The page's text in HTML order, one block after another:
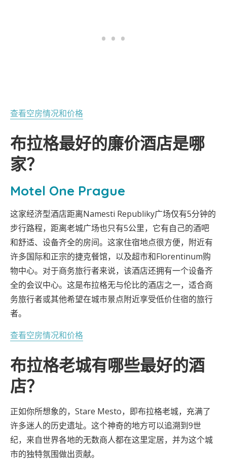
查看空房情况和价格
布拉格最好的廉价酒店是哪
家？
Motel One Prague
这家经济型酒店距离Namesti Republiky广场仅有5分钟的
步行路程，距离老城广场也只有5公里，它有自己的酒吧
和舒适、设备齐全的房间。这家住宿地点很方便，附近有
许多国际和正宗的捷克餐馆，以及超市和Florentinum购
物中心。对于商务旅行者来说，该酒店还拥有一个设备齐
全的会议中心。这是布拉格无与伦比的酒店之一，适合商
务旅行者或其他希望在城市景点附近享受低价住宿的旅行
者。
查看空房情况和价格
布拉格老城有哪些最好的酒
店？
正如你所想象的，Stare Mesto，即布拉格老城，充满了
许多迷人的历史遗址。这个神奇的地方可以追溯到9世
纪，来自世界各地的无数商人都在这里定居，并为这个城
市的独特氛围做出贡献。